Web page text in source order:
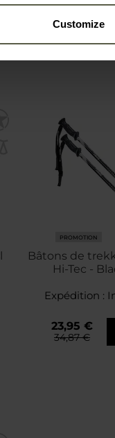
Customize
85,97 €
PROMOTION
Bâtons de
Hi-Tec -
Expédition :
23,95 €
34,87 €